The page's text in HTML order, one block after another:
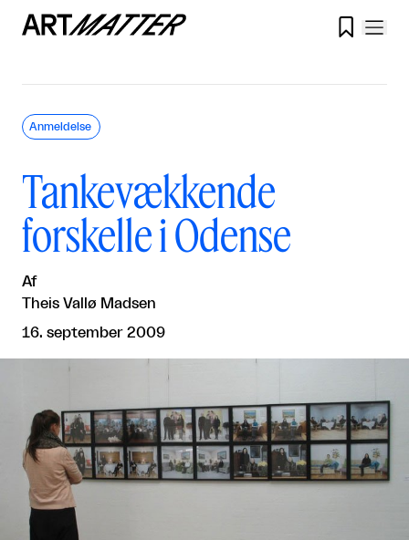

Tankevækkende
forskelle i Odense
Af
Theis Vallø Madsen
16. september 2009
Anmeldelse